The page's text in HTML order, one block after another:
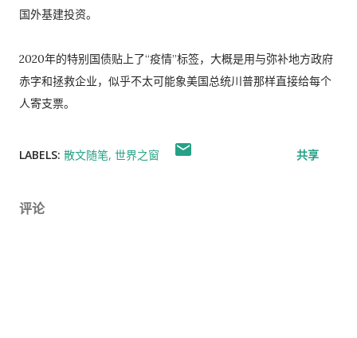
国外基建投资。
2020年的特别国债贴上了“疫情”标签，大概是用与弥补地方政府
赤字和拯救企业，似乎不太可能象美国总统川普那样直接给每个
人寄支票。
LABELS: 散文随笔 世界之窗 共享
评论